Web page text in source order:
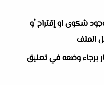
شكوى او إقتراح أو
الملف
برجاء وضعه في تعليق